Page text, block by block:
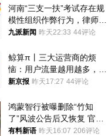
河南“三支一扶”考试存在规
模性组织作弊行为，律师：
涉嫌非法获取国家秘密罪等
九派新闻 昨天22:33 44评论
鲸算π丨三大运营商的烦
恼：用户流量越用越多，收
入却越来越少
新京报 昨天17:27 44评论
鸿蒙智行被曝删除“竹知
了”风波公告后又恢复 官媒
曾力挺：劝华为要大度的，
有料新语 昨天16:07 206评论